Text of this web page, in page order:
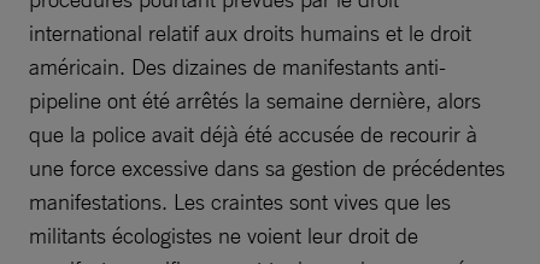
international relatif aux droits humains et le droit
américain. Des dizaines de manifestants anti-
pipeline ont été arrêtés la semaine dernière, alors
que la police avait déjà été accusée de recourir à
une force excessive dans sa gestion de précédentes
manifestations. Les craintes sont vives que les
militants écologistes ne voient leur droit de